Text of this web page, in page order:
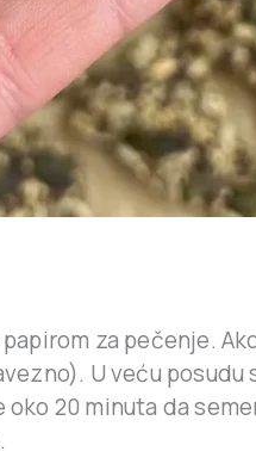
za pečenje.
U veću posudu
20 minuta da